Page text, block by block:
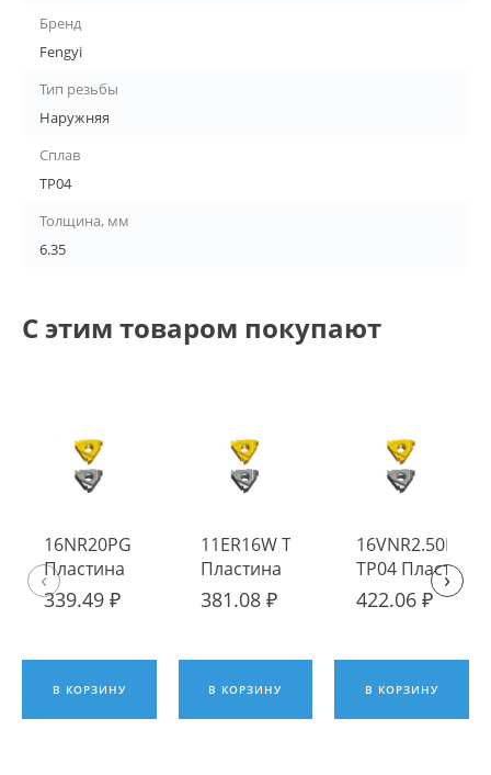
Бренд
Fengyi
Тип резьбы
Наружняя
Сплав
TP04
Толщина, мм
6.35
С этим товаром покупают
16NR20PG TP04
Пластина
твердосплавная
339.49 ₽
В КОРЗИНУ
11ER16W TP04
Пластина
твердосплавная
381.08 ₽
В КОРЗИНУ
16VNR2.50ISO
TP04 Пластина
422.06 ₽
В КОРЗИНУ
‹ ›